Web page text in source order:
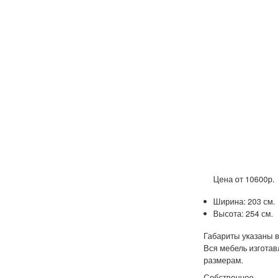
Цена от 10600р.
Ширина: 203 см.
Высота: 254 см.
Габариты указаны
Вся мебель
размерам.